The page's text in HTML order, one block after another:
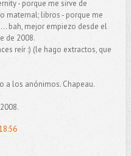
- porque me sirve de
maternal; libros - porque me
bah, mejor empiezo desde el
de 2008.
reír :) (le hago extractos, que
a los anónimos. Chapeau.